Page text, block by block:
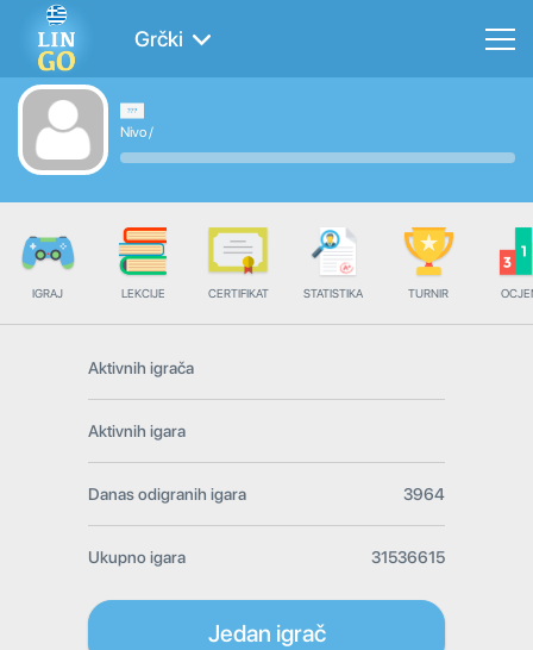
Grčki
Nivo/
IGRAJ LEKCIJE CERTIFIKAT STATISTIKA TURNIR
Aktivnih igrača
Aktivnih igara
Danas odigranih igara 3964
Ukupno igara 31536615
Jedan igrač